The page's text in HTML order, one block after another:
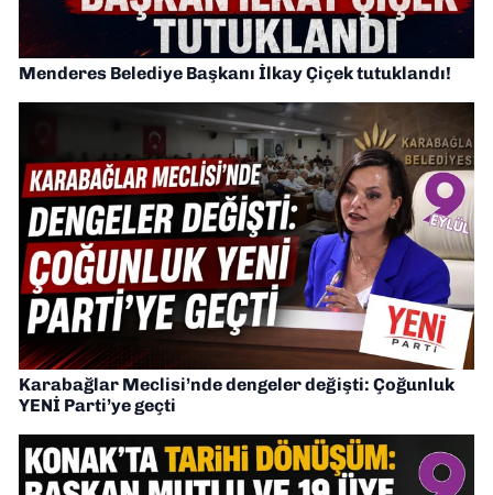
Menderes Belediye Başkanı İlkay Çiçek tutuklandı!
Karabağlar Meclisi’nde dengeler değişti: Çoğunluk
YENİ Parti’ye geçti